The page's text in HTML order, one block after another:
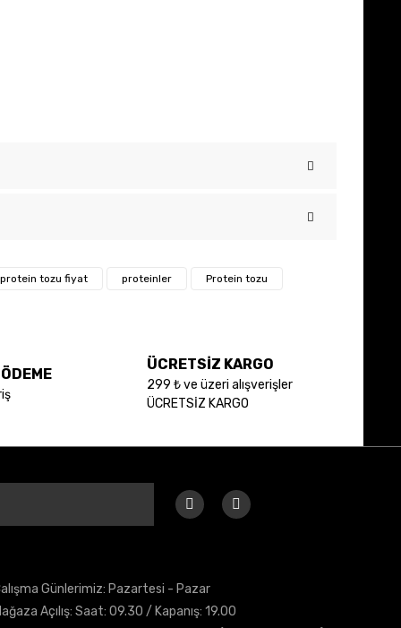
tozu fiyat proteinler Protein tozu
ÜCRETSİZ KARGO
299 ₺ ve üzeri alışverişler
ÜCRETSİZ KARGO
Günlerimiz: Pazartesi - Pazar
Açılış: Saat: 09.30 / Kapanış: 19.00